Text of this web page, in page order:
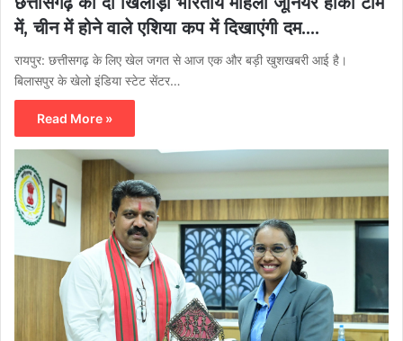
में, चीन में होने वाले एशिया कप में दिखाएंगी दम….
रायपुर: छत्तीसगढ़ के लिए खेल जगत से आज एक और बड़ी खुशखबरी आई है।
बिलासपुर के खेलो इंडिया स्टेट सेंटर…
Read More »